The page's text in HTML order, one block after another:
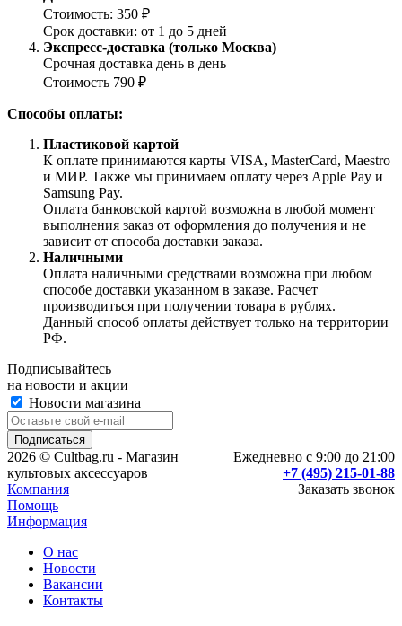
Стоимость: 350 ₽
Срок доставки: от 1 до 5 дней
Экспресс-доставка (только Москва)
Срочная доставка день в день
Стоимость 790 ₽
Способы оплаты:
Пластиковой картой
К оплате принимаются карты VISA, MasterCard, Maestro
и МИР. Также мы принимаем оплату через Apple Pay и
Samsung Pay.
Оплата банковской картой возможна в любой момент
выполнения заказ от оформления до получения и не
зависит от способа доставки заказа.
Наличными
Оплата наличными средствами возможна при любом
способе доставки указанном в заказе. Расчет
производиться при получении товара в рублях.
Данный способ оплаты действует только на территории
РФ.
Подписывайтесь
на новости и акции
Новости магазина
Ежедневно с 9:00 до 21:00
+7 (495) 215-01-88
Заказать звонок
2026 © Cultbag.ru - Магазин
культовых аксессуаров
Компания
Помощь
Информация
О нас
Новости
Вакансии
Контакты